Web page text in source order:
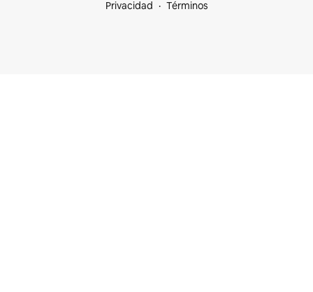
Privacidad Términos